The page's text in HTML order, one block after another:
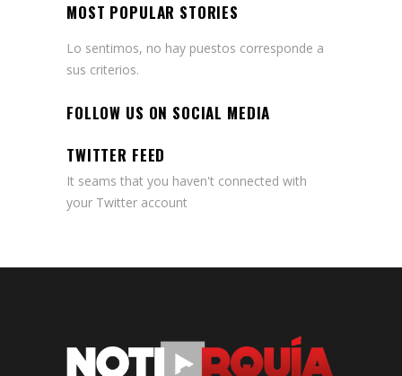
MOST POPULAR STORIES
Lo sentimos, no hay puestos corresponde a
sus criterios.
FOLLOW US ON SOCIAL MEDIA
TWITTER FEED
It seams that you haven't connected with
your Twitter account